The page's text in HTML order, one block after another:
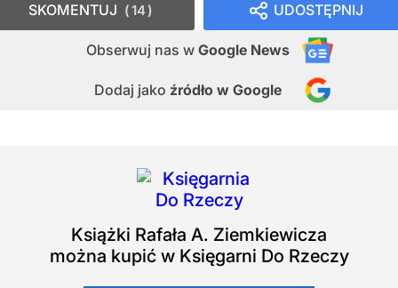
UDOSTĘPNIJ
Obserwuj nas w Google News
Dodaj jako źródło w Google
SKOMENTUJ 14
Książki Rafała A. Ziemkiewicza
można kupić w Księgarni Do Rzeczy